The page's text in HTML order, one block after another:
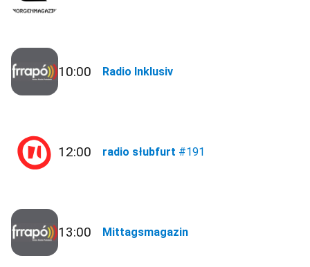
10:00 Radio Inklusiv
12:00 radio słubfurt #191
13:00 Mittagsmagazin